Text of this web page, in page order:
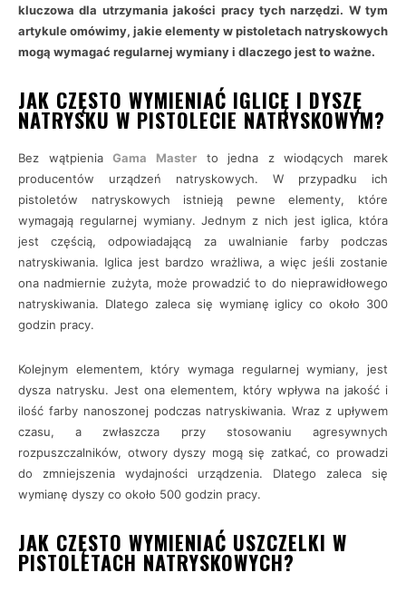
kluczowa dla utrzymania jakości pracy tych narzędzi. W tym
artykule omówimy, jakie elementy w pistoletach natryskowych
mogą wymagać regularnej wymiany i dlaczego jest to ważne.
JAK CZĘSTO WYMIENIAĆ IGLICĘ I DYSZĘ
NATRYSKU W PISTOLECIE NATRYSKOWYM?
Bez wątpieniaGama Masterto jedna z wiodących marek
producentów urządzeń natryskowych. W przypadku ich
pistoletów natryskowych istnieją pewne elementy, które
wymagają regularnej wymiany. Jednym z nich jest iglica, która
jest częścią, odpowiadającą za uwalnianie farby podczas
natryskiwania. Iglica jest bardzo wrażliwa, a więc jeśli zostanie
ona nadmiernie zużyta, może prowadzić to do nieprawidłowego
natryskiwania. Dlatego zaleca się wymianę iglicy co około 300
godzin pracy.
Kolejnym elementem, który wymaga regularnej wymiany, jest
dysza natrysku. Jest ona elementem, który wpływa na jakość i
ilość farby nanoszonej podczas natryskiwania. Wraz z upływem
czasu, a zwłaszcza przy stosowaniu agresywnych
rozpuszczalników, otwory dyszy mogą się zatkać, co prowadzi
do zmniejszenia wydajności urządzenia. Dlatego zaleca się
wymianę dyszy co około 500 godzin pracy.
JAK CZĘSTO WYMIENIAĆ USZCZELKI W
PISTOLETACH NATRYSKOWYCH?